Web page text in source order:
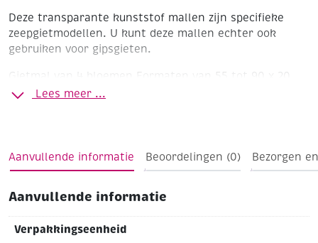
Deze transparante kunststof mallen zijn specifieke
zeepgietmodellen. U kunt deze mallen echter ook
gebruiken voor gipsgieten.
Gietmal van 4 bloemen Formaten van 55 tot 90 x 20
mm
Lees meer ...
Aanvullende informatie Beoordelingen (0) Bezorgen
Aanvullende informatie
Verpakkingseenheid